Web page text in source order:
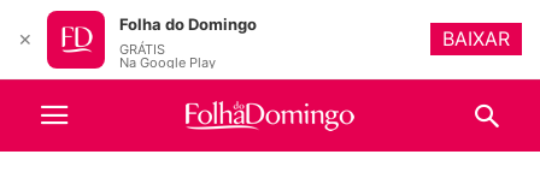
✕
Folha do Domingo
GRÁTIS
Na Google Play
BAIXAR